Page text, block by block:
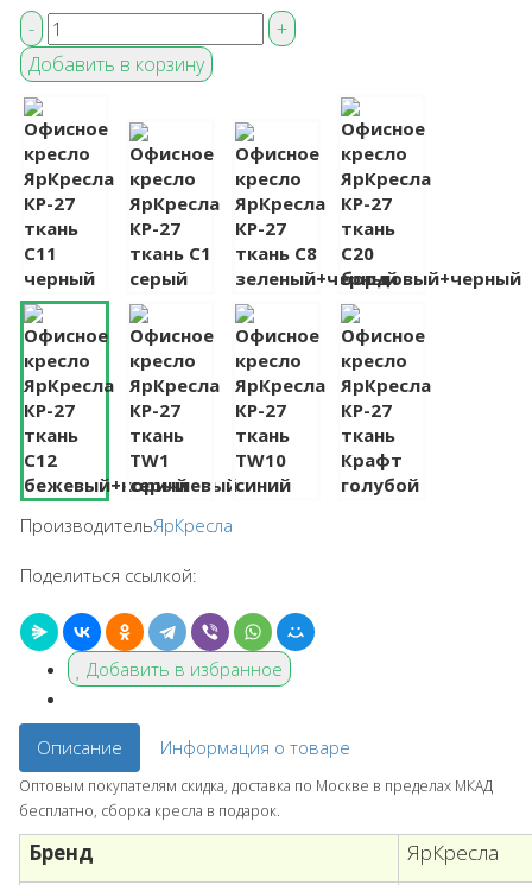
ПроизводительЯрКресла
Поделиться ссылкой:
Добавить в избранное
Описание Информация о товаре
Оптовым покупателям скидка, доставка по Москве в пределах МКАД
бесплатно, сборка кресла в подарок.
Бренд ЯрКресла